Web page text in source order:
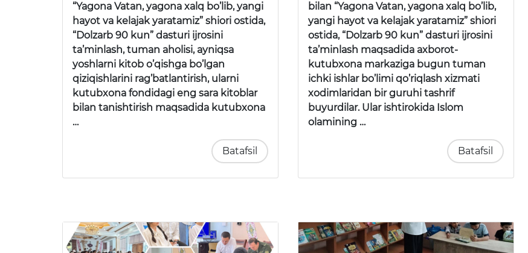
“Yagona Vatan, yagona xalq bo’lib, yangi
hayot va kelajak yaratamiz” shiori ostida,
“Dolzarb 90 kun” dasturi ijrosini
ta’minlash, tuman aholisi, ayniqsa
yoshlarni kitob o’qishga bo’lgan
qiziqishlarini rag’batlantirish, ularni
kutubxona fondidagi eng sara kitoblar
bilan tanishtirish maqsadida kutubxona
…
Batafsil
bilan “Yagona Vatan, yagona xalq bo’lib,
yangi hayot va kelajak yaratamiz” shiori
ostida, “Dolzarb 90 kun” dasturi ijrosini
ta’minlash maqsadida axborot-
kutubxona markaziga bugun tuman
ichki ishlar bo’limi qo’riqlash xizmati
xodimlaridan bir guruhi tashrif
buyurdilar. Ular ishtirokida Islom
olamining …
Batafsil